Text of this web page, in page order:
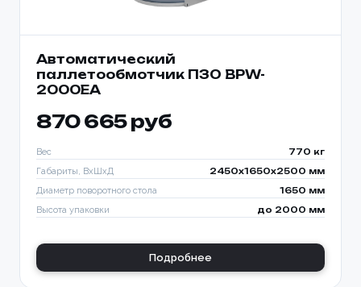
Автоматический
паллетообмотчик ПЗО BPW-
2000EA
870 665 руб
Вес 770 кг
Габариты, ВхШхД 2450х1650х2500 мм
Диаметр поворотного стола 1650 мм
Высота упаковки до 2000 мм
Подробнее